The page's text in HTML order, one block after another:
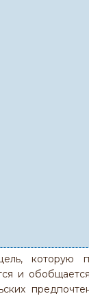
которую
и